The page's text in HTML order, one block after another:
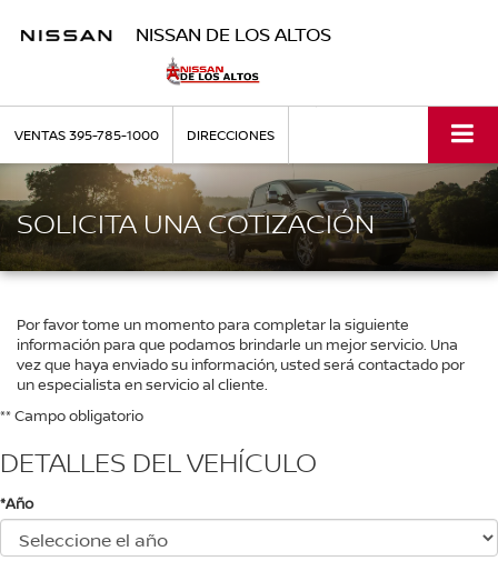
NISSAN DE LOS ALTOS
VENTAS395-785-1000 DIRECCIONES
SOLICITA UNA COTIZACIÓN
Por favor tome un momento para completar la siguiente
información para que podamos brindarle un mejor servicio. Una
vez que haya enviado su información, usted será contactado por
un especialista en servicio al cliente.
** Campo obligatorio
DETALLES DEL VEHÍCULO
*Año